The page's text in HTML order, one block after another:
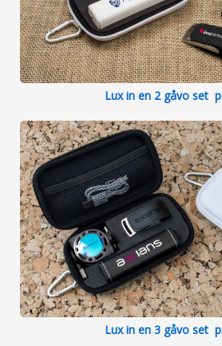
Lux in en 2 gåvo set
Lux in en 3 gåvo set